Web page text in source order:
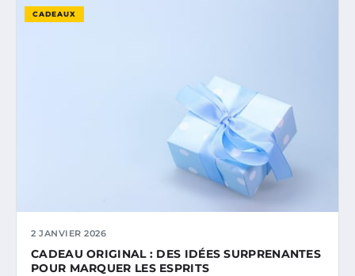
CADEAUX
2 JANVIER 2026
CADEAU ORIGINAL : DES IDÉES SURPRENANTES
POUR MARQUER LES ESPRITS